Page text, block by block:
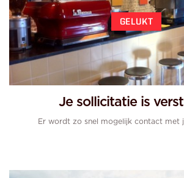
GELUKT
Je sollicitatie is
Er wordt zo snel mogelijk contact met